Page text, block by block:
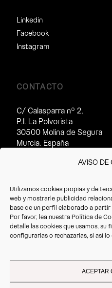
AVISO DE
Utilizamos cookies propias y de
web y mostrarle publicidad
base de un perfil elaborado a
Por favor, lea nuestra Política de
detalle las cookies que usamos, su
configurarlas o rechazarlas, si así lo
ACEPTAR
Linkedin
Facebook
Instagram
CONTACTO
C/ Calasparra nº 2,
P.I. La Polvorista
30500 Molina de Segura
Murcia. España
Horario de atención al
· Verano(15/07 – 15/09):
8:30 – 14:30h
T. +34 968 387 220
F. +34 968 387 766
info@vrioeurope.com